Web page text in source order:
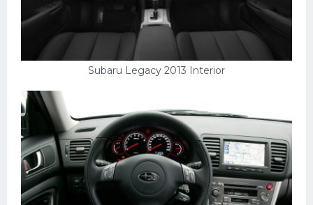
Subaru Legacy 2013 Interior